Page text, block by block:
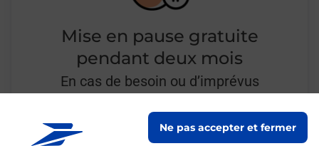
Ne pas accepter et fermer
Mise en pause gratuite
pendant deux mois
En cas de besoin ou d’imprévus